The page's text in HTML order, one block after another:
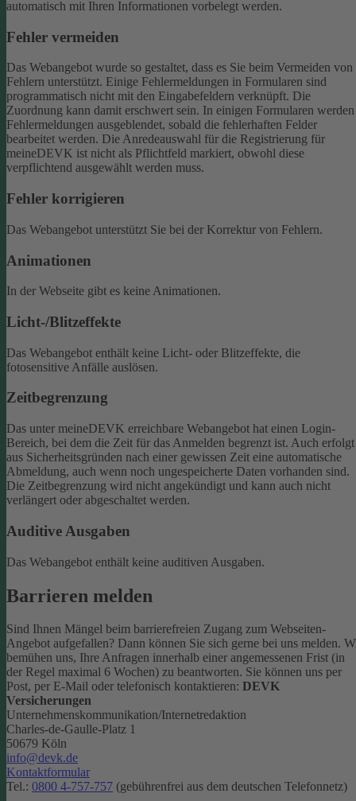
automatisch mit Ihren Informationen vorbelegt werden.
Fehler vermeiden
Das Webangebot wurde so gestaltet, dass es Sie beim Vermeiden von
Fehlern unterstützt. Einige Fehlermeldungen in Formularen sind
programmatisch nicht mit den Eingabefeldern verknüpft. Die
Zuordnung kann damit erschwert sein. In einigen Formularen werden
Fehlermeldungen ausgeblendet, sobald die fehlerhaften Felder
bearbeitet werden. Die Anredeauswahl für die Registrierung für
meineDEVK ist nicht als Pflichtfeld markiert, obwohl diese
verpflichtend ausgewählt werden muss.
Fehler korrigieren
Das Webangebot unterstützt Sie bei der Korrektur von Fehlern.
Animationen
In der Webseite gibt es keine Animationen.
Licht-/Blitzeffekte
Das Webangebot enthält keine Licht- oder Blitzeffekte, die
fotosensitive Anfälle auslösen.
Zeitbegrenzung
Das unter meineDEVK erreichbare Webangebot hat einen Login-
Bereich, bei dem die Zeit für das Anmelden begrenzt ist. Auch erfolgt
aus Sicherheitsgründen nach einer gewissen Zeit eine automatische
Abmeldung, auch wenn noch ungespeicherte Daten vorhanden sind.
Die Zeitbegrenzung wird nicht angekündigt und kann auch nicht
verlängert oder abgeschaltet werden.
Auditive Ausgaben
Das Webangebot enthält keine auditiven Ausgaben.
Barrieren melden
Sind Ihnen Mängel beim barrierefreien Zugang zum Webseiten-
Angebot aufgefallen? Dann können Sie sich gerne bei uns melden.
bemühen uns, Ihre Anfragen innerhalb einer angemessenen Frist (in
der Regel maximal 6 Wochen) zu beantworten. Sie können uns per
Post, per E-Mail oder telefonisch kontaktieren: DEVK
Versicherungen
Unternehmenskommunikation/Internetredaktion
Charles-de-Gaulle-Platz 1
50679 Köln
info@devk.de
Kontaktformular
Tel.: 0800 4-757-757 (gebührenfrei aus dem deutschen Telefonnetz)